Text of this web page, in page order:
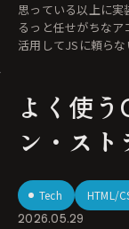
思っている以上に
るっと任せがちな
活用してJSに頼らな
よく使
ン・スト
Tech HTML/
2026.05.29